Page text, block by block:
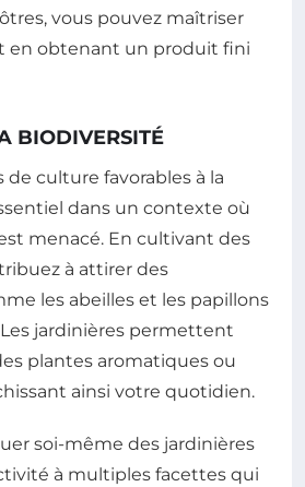
vous pouvez maîtriser
en obtenant un produit fini
BIODIVERSITÉ
de culture favorables à la
dans un contexte où
menacé. En cultivant des
à attirer des
les abeilles et les papillons
jardinières permettent
plantes aromatiques ou
ainsi votre quotidien.
soi-même des jardinières
à multiples facettes qui